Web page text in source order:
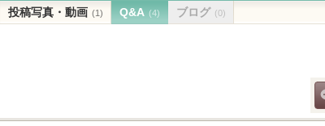
投稿写真・動画 (1) Q&A (4) ブログ (0)